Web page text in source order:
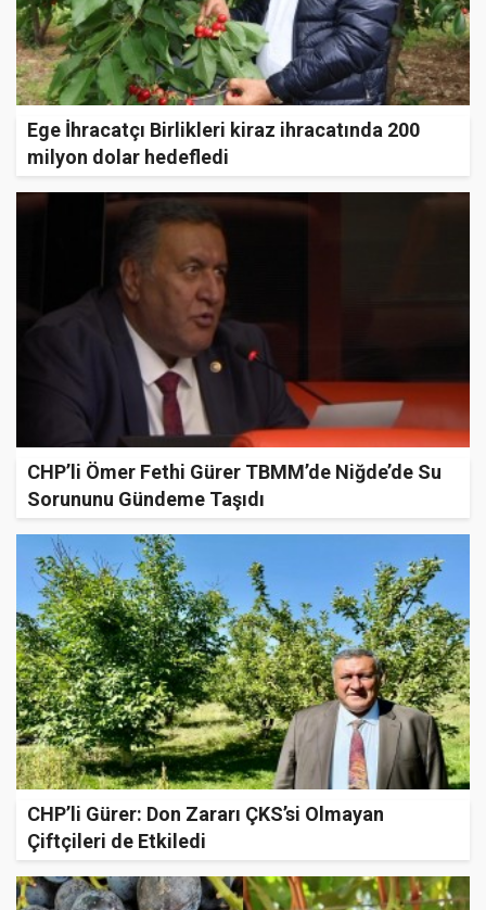
Ege İhracatçı Birlikleri kiraz ihracatında 200
milyon dolar hedefledi
CHP’li Ömer Fethi Gürer TBMM’de Niğde’de Su
Sorununu Gündeme Taşıdı
CHP’li Gürer: Don Zararı ÇKS’si Olmayan
Çiftçileri de Etkiledi